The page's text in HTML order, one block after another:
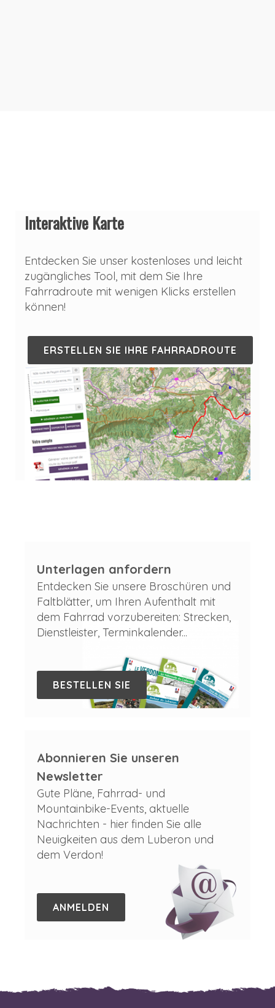
Interaktive Karte
Entdecken Sie unser kostenloses und leicht
zugängliches Tool, mit dem Sie Ihre
Fahrradroute mit wenigen Klicks erstellen
können!
ERSTELLEN SIE IHRE FAHRRADROUTE
Unterlagen anfordern
Entdecken Sie unsere Broschüren und
Faltblätter, um Ihren Aufenthalt mit
dem Fahrrad vorzubereiten: Strecken,
Dienstleister, Terminkalender...
BESTELLEN SIE
Abonnieren Sie unseren
Newsletter
Gute Pläne, Fahrrad- und
Mountainbike-Events, aktuelle
Nachrichten - hier finden Sie alle
Neuigkeiten aus dem Luberon und
dem Verdon!
ANMELDEN